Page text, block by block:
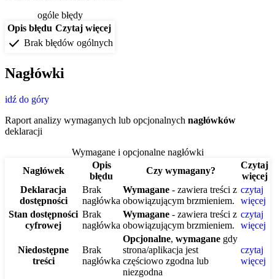
ogóle błędy
Opis błędu Czytaj więcej
check Brak błędów ogólnych
Nagłówki
idź do góry
Raport analizy wymaganych lub opcjonalnych nagłówków
deklaracji
Wymagane i opcjonalne nagłówki
Nagłówek
Opis
błędu
Czy wymagany?
Czytaj
więcej
Deklaracja
dostępności
Brak
nagłówka
Wymagane - zawiera treści z
obowiązującym brzmieniem.
czytaj
więcej
Stan dostępności
cyfrowej
Brak
nagłówka
Wymagane - zawiera treści z
obowiązującym brzmieniem.
czytaj
więcej
Niedostępne
treści
Brak
nagłówka
Opcjonalne, wymagane gdy
strona/aplikacja jest
częściowo zgodna lub
niezgodna
czytaj
więcej